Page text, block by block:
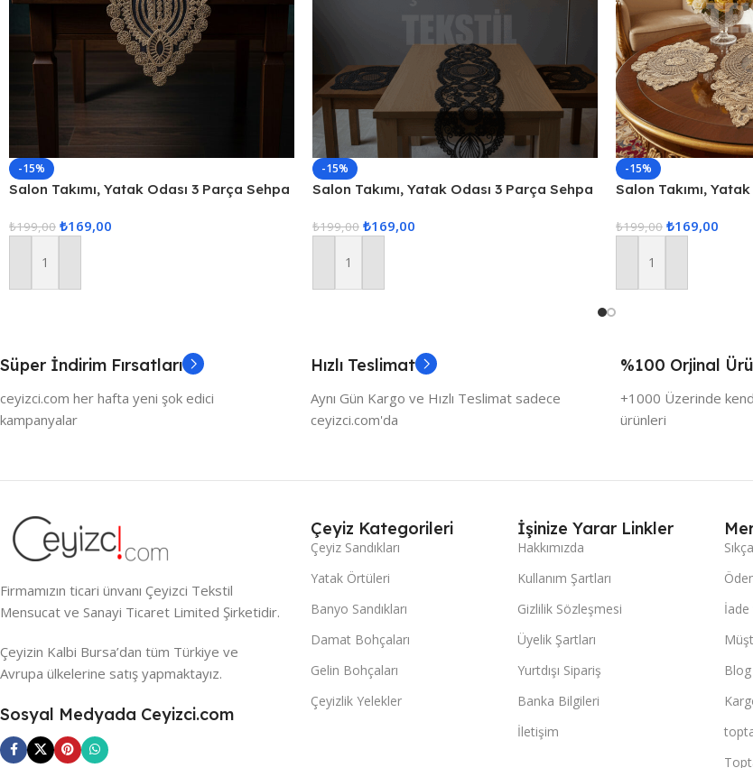
-15%
Salon Takımı, Yatak Odası 3 Parça Sehpa
₺199,00 ₺169,00
Sepete Ekle
-15%
Salon Takımı, Yatak Odası 3 Parça Sehpa
₺199,00 ₺169,00
Sepete Ekle
-15%
Salon Takımı,
₺199,00 ₺169,00
Sepete Ekle
Süper İndirim Fırsatları
ceyizci.com her hafta yeni şok edici
kampanyalar
Hızlı Teslimat
Aynı Gün Kargo ve Hızlı Teslimat sadece
ceyizci.com'da
%100 Orjinal
+1000 Üzerinde
ürünleri
Firmamızın ticari ünvanı Çeyizci Tekstil
Mensucat ve Sanayi Ticaret Limited Şirketidir.
Çeyizin Kalbi Bursa’dan tüm Türkiye ve
Avrupa ülkelerine satış yapmaktayız.
Sosyal Medyada Ceyizci.com
Çeyiz Kategorileri
Çeyiz Sandıkları
Yatak Örtüleri
Banyo Sandıkları
Damat Bohçaları
Gelin Bohçaları
Çeyizlik Yelekler
İşinize Yarar Linkler
Hakkımızda
Kullanım Şartları
Gizlilik Sözleşmesi
Üyelik Şartları
Yurtdışı Sipariş
Banka Bilgileri
İletişim
İade
Blog